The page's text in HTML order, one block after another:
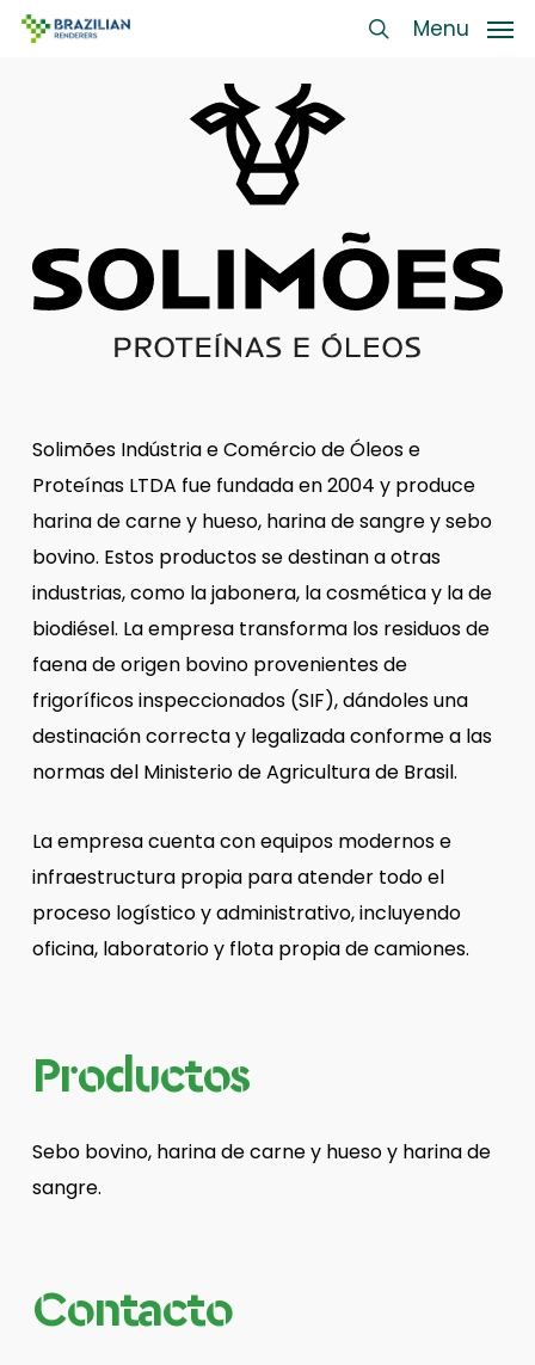
Skip
Menu
Solimões Indústria e Comércio de Óleos e
Proteínas LTDA fue fundada en 2004 y produce
harina de carne y hueso, harina de sangre y sebo
bovino. Estos productos se destinan a otras
industrias, como la jabonera, la cosmética y la de
biodiésel. La empresa transforma los residuos de
faena de origen bovino provenientes de
frigoríficos inspeccionados (SIF), dándoles una
destinación correcta y legalizada conforme a las
normas del Ministerio de Agricultura de Brasil.
La empresa cuenta con equipos modernos e
infraestructura propia para atender todo el
proceso logístico y administrativo, incluyendo
oficina, laboratorio y flota propia de camiones.
Productos
Sebo bovino, harina de carne y hueso y harina de
sangre.
Contacto
Menu